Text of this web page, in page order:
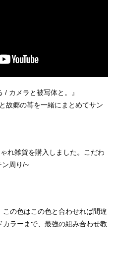
カメラと被写体と。』
故郷の苺を一緒にまとめてサン
れ雑貨を購入しました。こだわ
ン周り/~
この色はこの色と合わせれば間違
ラーまで、最強の組み合わせ教